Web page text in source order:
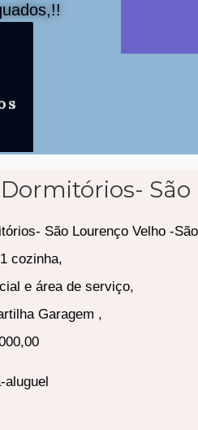
Dormitórios-
São Lourenço Velho -
cozinha,
e área de serviço,
Garagem ,
aluguel